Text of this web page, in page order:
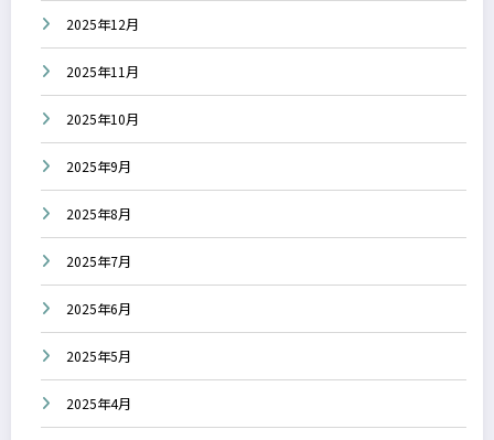
2025年12月
2025年11月
2025年10月
2025年9月
2025年8月
2025年7月
2025年6月
2025年5月
2025年4月